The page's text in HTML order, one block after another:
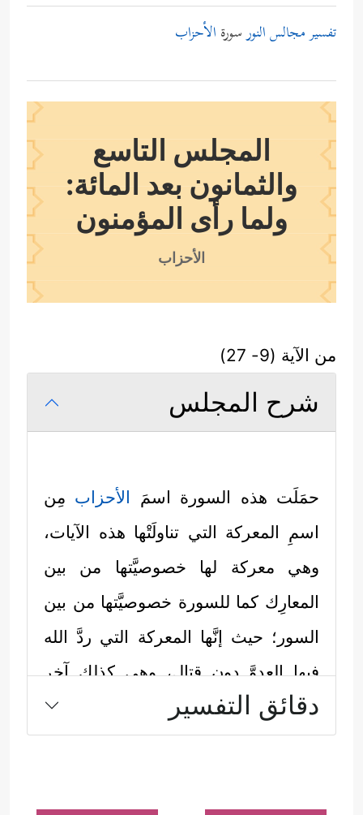
تفسير مجالس النورسورة الأحزاب
المجلس التاسع
والثمانون بعد المائة:
ولما رأى المؤمنون
الأحزاب
من الآية (9- 27)
شرح المجلس
حمَلَت هذه السورة اسمَ الأحزاب مِن
اسمِ المعركة التي تناولَتْها هذه الآيات،
وهي معركة لها خصوصيَّتها من بين
المعارِك كما للسورة خصوصيَّتها من بين
السور؛ حيث إنَّها المعركة التي ردَّ الله
فيها العدوَّ دون قتال، وهي كذلك آخر
معركة تقتَرِب فيها قريش من حدود
المدينة، بل هي التي حسَمَت الصراع
دقائق التفسير